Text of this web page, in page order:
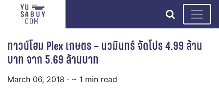
search
ทาวน์โฮม Plex เกษตร – นวมินทร์ จัดโปร 4.99 ล้าน
บาท จาก 5.69 ล้านบาท
March 06, 2018 · ~ 1 min read